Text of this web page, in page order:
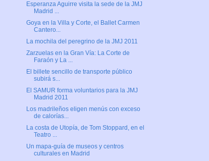
Esperanza Aguirre visita la sede de la JMJ
Madrid ...
Goya en la Villa y Corte, el Ballet Carmen
Cantero...
La mochila del peregrino de la JMJ 2011
Zarzuelas en la Gran Vía: La Corte de
Faraón y La ...
El billete sencillo de transporte público
subirá s...
El SAMUR forma voluntarios para la JMJ
Madrid 2011
Los madrileños eligen menús con exceso
de calorías...
La costa de Utopía, de Tom Stoppard, en el
Teatro ...
Un mapa-guía de museos y centros
culturales en Madrid